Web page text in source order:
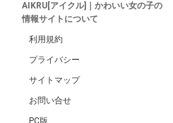
AIKRU[アイクル]｜かわいい女の子の
情報サイトについて
利用規約
プライバシー
サイトマップ
お問い合せ